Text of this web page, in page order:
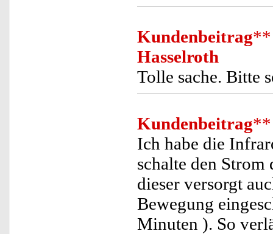
Kundenbeitrag**
Hasselroth
Tolle sache.
Kundenbeitrag**
Ich habe die
schalte den
dieser versorgt
Bewegung
Minuten ). So